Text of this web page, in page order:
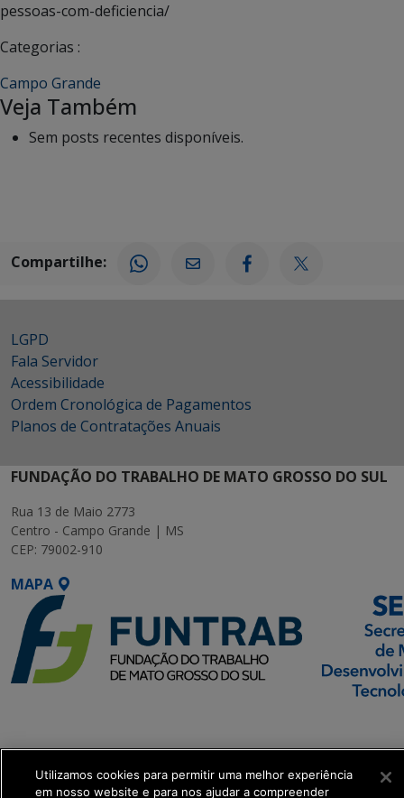
pessoas-com-deficiencia/
Categorias :
Campo Grande
Veja Também
Sem posts recentes disponíveis.
Compartilhe:
LGPD
Fala Servidor
Acessibilidade
Ordem Cronológica de Pagamentos
Planos de Contratações Anuais
FUNDAÇÃO DO TRABALHO DE MATO GROSSO DO SUL
Rua 13 de Maio 2773
Centro - Campo Grande | MS
CEP: 79002-910
MAPA
Executiva de
Transformação Digital
Utilizamos cookies para permitir uma melhor experiência
em nosso website e para nos ajudar a compreender